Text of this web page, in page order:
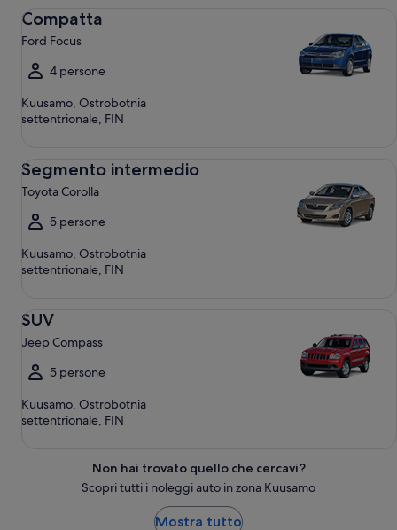
Compatta
Ford Focus
4 persone
Kuusamo, Ostrobotnia
settentrionale, FIN
Segmento intermedio
Toyota Corolla
5 persone
Kuusamo, Ostrobotnia
settentrionale, FIN
SUV
Jeep Compass
5 persone
Kuusamo, Ostrobotnia
settentrionale, FIN
Non hai trovato quello che cercavi?
Scopri tutti i noleggi auto in zona Kuusamo
Mostra tutto